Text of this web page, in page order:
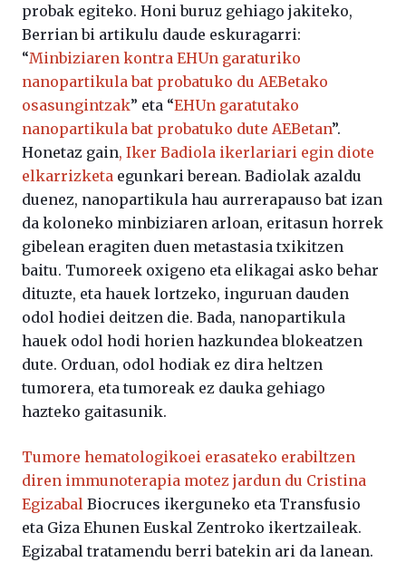
probak egiteko. Honi buruz gehiago jakiteko,
Berrian bi artikulu daude eskuragarri:
“Minbiziaren kontra EHUn garaturiko
nanopartikula bat probatuko du AEBetako
osasungintzak” eta “EHUn garatutako
nanopartikula bat probatuko dute AEBetan”.
Honetaz gain, Iker Badiola ikerlariari egin diote
elkarrizketa egunkari berean. Badiolak azaldu
duenez, nanopartikula hau aurrerapauso bat izan
da koloneko minbiziaren arloan, eritasun horrek
gibelean eragiten duen metastasia txikitzen
baitu. Tumoreek oxigeno eta elikagai asko behar
dituzte, eta hauek lortzeko, inguruan dauden
odol hodiei deitzen die. Bada, nanopartikula
hauek odol hodi horien hazkundea blokeatzen
dute. Orduan, odol hodiak ez dira heltzen
tumorera, eta tumoreak ez dauka gehiago
hazteko gaitasunik.
Tumore hematologikoei erasateko erabiltzen
diren immunoterapia motez jardun du Cristina
Egizabal Biocruces ikerguneko eta Transfusio
eta Giza Ehunen Euskal Zentroko ikertzaileak.
Egizabal tratamendu berri batekin ari da lanean.